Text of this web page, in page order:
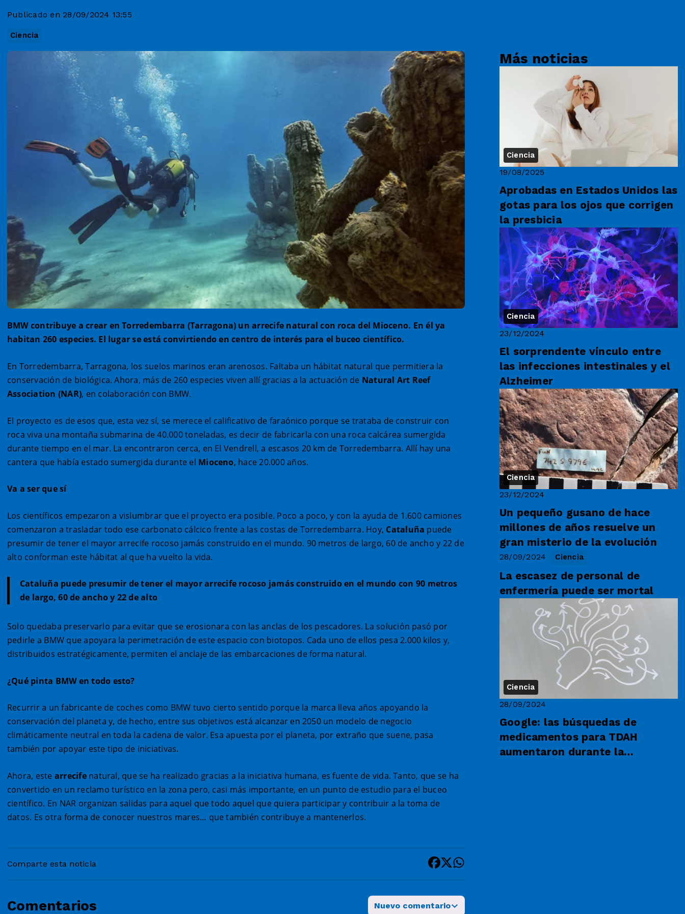
Publicado en 28/09/2024 13:55
Ciencia
BMW contribuye a crear en Torredembarra (Tarragona) un arrecife natural con roca del Mioceno. En él ya
habitan 260 especies. El lugar se está convirtiendo en centro de interés para el buceo científico.
En Torredembarra, Tarragona, los suelos marinos eran arenosos. Faltaba un hábitat natural que permitiera la
conservación de biológica. Ahora, más de 260 especies viven allí gracias a la actuación de Natural Art Reef
Association (NAR), en colaboración con BMW.
El proyecto es de esos que, esta vez sí, se merece el calificativo de faraónico porque se trataba de construir con
roca viva una montaña submarina de 40.000 toneladas, es decir de fabricarla con una roca calcárea sumergida
durante tiempo en el mar. La encontraron cerca, en El Vendrell, a escasos 20 km de Torredembarra. Allí hay una
cantera que había estado sumergida durante el Mioceno, hace 20.000 años.
Va a ser que sí
Los científicos empezaron a vislumbrar que el proyecto era posible. Poco a poco, y con la ayuda de 1.600 camiones
comenzaron a trasladar todo ese carbonato cálcico frente a las costas de Torredembarra. Hoy, Cataluña puede
presumir de tener el mayor arrecife rocoso jamás construido en el mundo. 90 metros de largo, 60 de ancho y 22 de
alto conforman este hábitat al que ha vuelto la vida.
Cataluña puede presumir de tener el mayor arrecife rocoso jamás construido en el mundo con 90 metros
de largo, 60 de ancho y 22 de alto
Solo quedaba preservarlo para evitar que se erosionara con las anclas de los pescadores. La solución pasó por
pedirle a BMW que apoyara la perimetración de este espacio con biotopos. Cada uno de ellos pesa 2.000 kilos y,
distribuidos estratégicamente, permiten el anclaje de las embarcaciones de forma natural.
¿Qué pinta BMW en todo esto?
Recurrir a un fabricante de coches como BMW tuvo cierto sentido porque la marca lleva años apoyando la
conservación del planeta y, de hecho, entre sus objetivos está alcanzar en 2050 un modelo de negocio
climáticamente neutral en toda la cadena de valor. Esa apuesta por el planeta, por extraño que suene, pasa
también por apoyar este tipo de iniciativas.
Ahora, este arrecifenatural, que se ha realizado gracias a la iniciativa humana, es fuente de vida. Tanto, que se ha
convertido en un reclamo turístico en la zona pero, casi más importante, en un punto de estudio para el buceo
científico. En NAR organizan salidas para aquel que todo aquel que quiera participar y contribuir a la toma de
datos. Es otra forma de conocer nuestros mares… que también contribuye a mantenerlos.
Comparte esta noticia
Comentarios Nuevo comentario
Más noticias
Ciencia
19/08/2025
Aprobadas en Estados Unidos las
gotas para los ojos que corrigen
la presbicia
Ciencia
23/12/2024
El sorprendente vínculo entre
las infecciones intestinales y el
Alzheimer
Ciencia
23/12/2024
Un pequeño gusano de hace
millones de años resuelve un
gran misterio de la evolución
Ciencia
28/09/2024
La escasez de personal de
enfermería puede ser mortal
Ciencia
28/09/2024
Google: las búsquedas de
medicamentos para TDAH
aumentaron durante la